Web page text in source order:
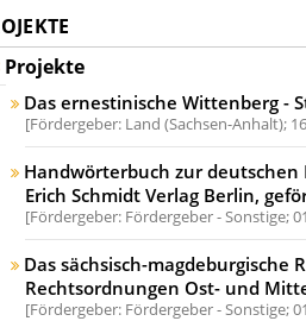
Projekte
Das ernestinische Wittenberg -
Fördergeber: Land (Sachsen-Anhalt);
Handwörterbuch zur deutschen
Erich Schmidt Verlag Berlin,
Fördergeber: Fördergeber - Sonstige;
Das sächsisch-
Rechtsordnungen Ost- und
Fördergeber: Fördergeber - Sonstige;